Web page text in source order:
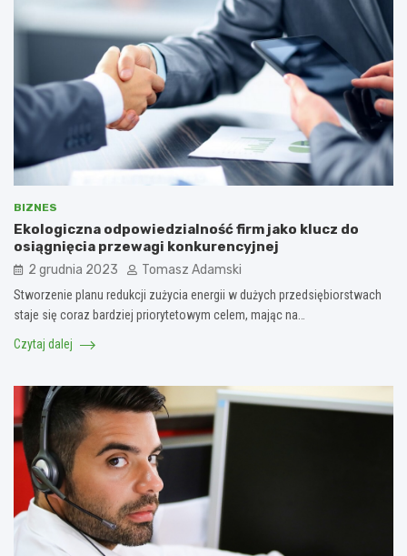
BIZNES
Ekologiczna odpowiedzialność firm jako klucz do
osiągnięcia przewagi konkurencyjnej
2 grudnia 2023 Tomasz Adamski
Stworzenie planu redukcji zużycia energii w dużych przedsiębiorstwach
staje się coraz bardziej priorytetowym celem, mając na…
Czytaj dalej